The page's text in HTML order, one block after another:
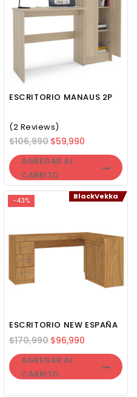
ESCRITORIO MANAUS 2P
(2 Reviews)
$106,990 $59,990
AGREGAR AL
CARRITO
-43% BlackVekka
ESCRITORIO NEW ESPAÑA
$170,990 $96,990
AGREGAR AL
CARRITO